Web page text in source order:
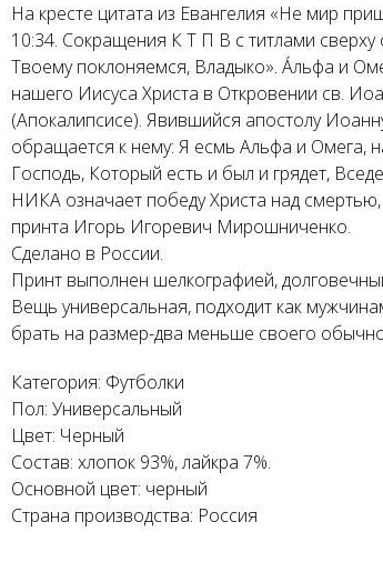
На кресте цитата из Евангелия «Не мир
10:34. Сокращения К Т П В с титлами сверху
Твоему поклоняемся, Владыко». А́льфа и
нашего Иисуса Христа в Откровении св.
(Апокалипсисе). Явившийся апостолу
обращается к нему: Я есмь Альфа и Омега,
Господь, Который есть и был и грядет,
НИКА означает победу Христа над
принта Игорь Игоревич Мирошниченко.
Сделано в России.
Принт выполнен шелкографией,
Вещь универсальная, подходит как
брать на размер-два меньше своего
Категория: Футболки
Пол: Универсальный
Цвет: Черный
Состав: хлопок 93%, лайкра 7%.
Основной цвет: черный
Страна производства: Россия